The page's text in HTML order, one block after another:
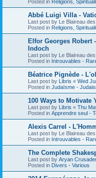
Posted in Religions,
Abbé Luigi Villa -
Last post by Le Blaireau
Posted in Religions,
Elfor Georges Robert
Indoch
Last post by Le Blaireau
Posted in Introuvables -
Béatrice Pignède -
Last post by Libris « Wed
Posted in Judaïsme -
100 Ways to Motivate
Last post by Libris « Thu
Posted in Apprendre seul -
Alexis Carrel -
Last post by Le Blaireau
Posted in Introuvables -
The Complete
Last post by Aryan
Posted in Divers - Various